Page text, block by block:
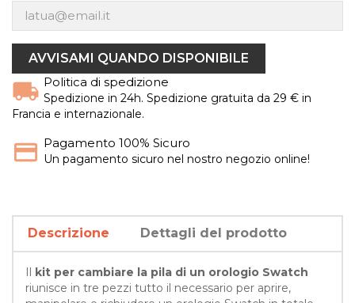
AVVISAMI QUANDO DISPONIBILE
Politica di spedizione
Spedizione in 24h. Spedizione gratuita da 29 € in
Francia e internazionale.
Pagamento 100% Sicuro
Un pagamento sicuro nel nostro negozio online!
Descrizione Dettagli del prodotto
Il kit per cambiare la pila di un orologio Swatch
riunisce in tre pezzi tutto il necessario per aprire,